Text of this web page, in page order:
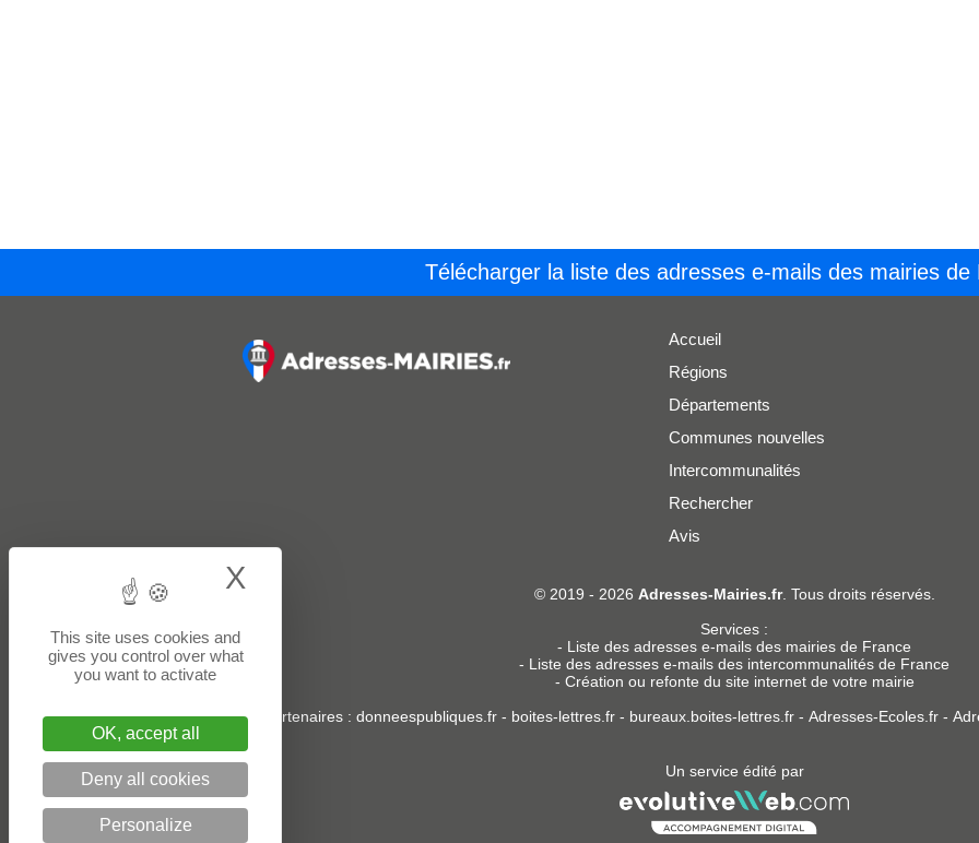
Télécharger la liste des adresses e-mails des mairies de
Accueil
Régions
Départements
Communes nouvelles
Intercommunalités
Rechercher
Avis
© 2019 - 2026 Adresses-Mairies.fr. Tous droits réservés.
Services :
- Liste des adresses e-mails des mairies de France
- Liste des adresses e-mails des intercommunalités de France
- Création ou refonte du site internet de votre mairie
Sites partenaires: donneespubliques.fr- boites-lettres.fr- bureaux.boites-lettres.fr- Adresses-Ecoles.fr-
Un service édité par
This site uses cookies and
gives you control over what
you want to activate
OK, accept all
Deny all cookies
Personalize
X